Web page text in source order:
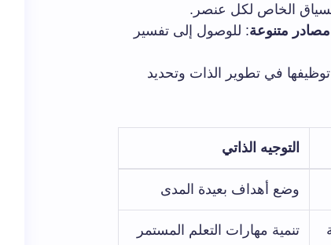
الخاص لكل عنصر.
متنوعة: للوصول إلى تفسير
في تطوير الذات وتحديد
التوجيه الذاتي
وضع أهداف بعيدة المدى
تنمية مهارات التعلم المستمر